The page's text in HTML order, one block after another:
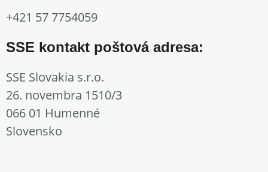
+421 57 7754059
SSE kontakt poštová adresa:
SSE Slovakia s.r.o.
26. novembra 1510/3
066 01 Humenné
Slovensko